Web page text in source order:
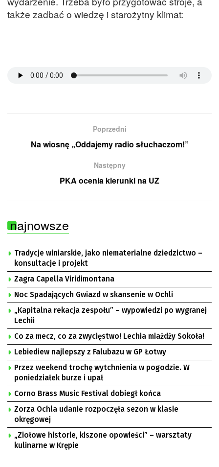
także zadbać o wiedzę i starożytny klimat:
Poprzedni
Na wiosnę „Oddajemy radio słuchaczom!”
Następny
PKA ocenia kierunki na UZ
najnowsze
Tradycje winiarskie, jako niematerialne dziedzictwo –
konsultacje i projekt
Zagra Capella Viridimontana
Noc Spadających Gwiazd w skansenie w Ochli
„Kapitalna rekacja zespołu” – wypowiedzi po wygranej
Lechii
Co za mecz, co za zwycięstwo! Lechia miażdży Sokoła!
Lebiediew najlepszy z Falubazu w GP Łotwy
Przez weekend trochę wytchnienia w pogodzie. W
poniedziałek burze i upał
Corno Brass Music Festival dobiegł końca
Zorza Ochla udanie rozpoczęła sezon w klasie
okręgowej
„Ziołowe historie, kiszone opowieści” – warsztaty
kulinarne w Krępie